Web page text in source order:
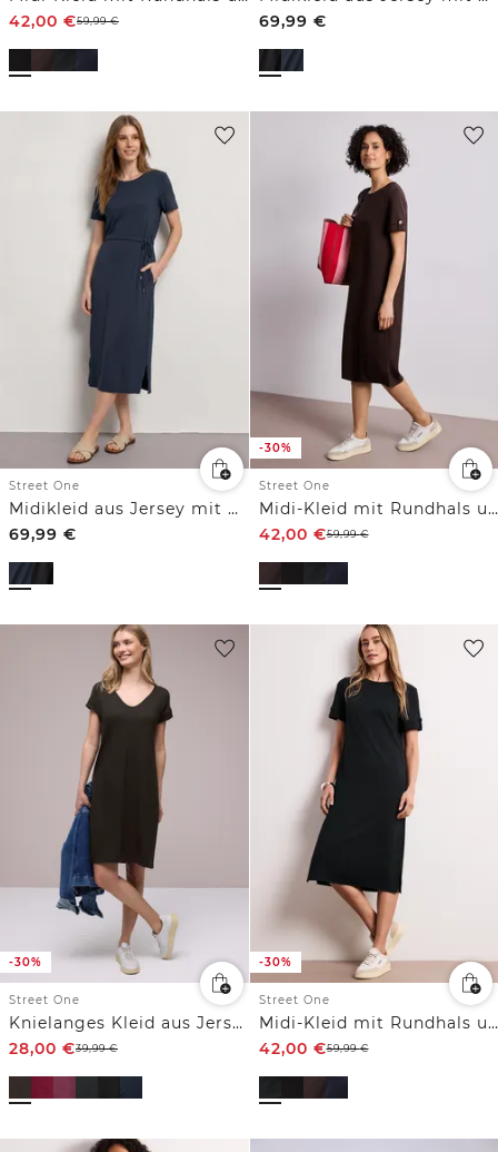
42,00 €59,99€
69,99 €
Street One
Midikleid aus Jersey mit Rundhals
69,99 €
-30%
Street One
Midi-Kleid mit Rundhals und Knöpfen
42,00 €59,99€
-30%
Street One
Knielanges Kleid aus Jersey
28,00 €39,99€
-30%
Street One
Midi-Kleid mit Rundhals und Knöpfen
42,00 €59,99€